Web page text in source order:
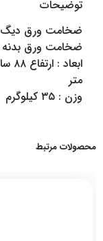
توضیحات
ضخامت ورق دیگ ۲/۵ میلی متر
ضخامت ورق بدنه ۰/۷ میلی متر
متر
وزن : ۳۵ کیلوگرم
محصولات مرتبط